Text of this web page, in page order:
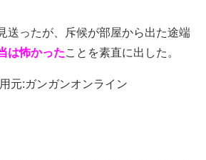
送ったが、斥候が部屋から出た途端
は怖かった ことを素直に出した。
元:ガンガンオンライン